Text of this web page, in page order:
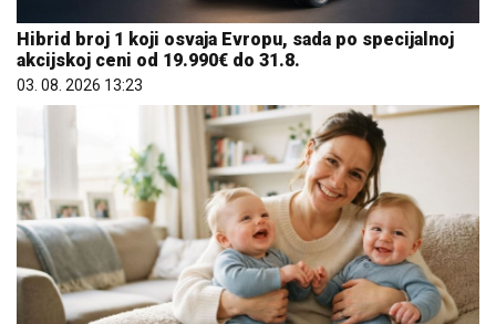
Hibrid broj 1 koji osvaja Evropu, sada po specijalnoj
akcijskoj ceni od 19.990€ do 31.8.
03. 08. 2026 13:23